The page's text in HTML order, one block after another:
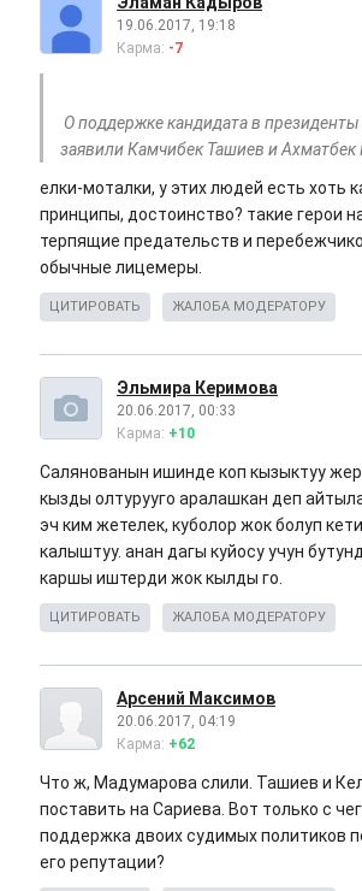
19.06.2017, 19:18
Карма: -7
О поддержке кандидата в
заявили Камчибек Ташиев и Ахматбек
елки-моталки, у этих людей есть хоть
принципы, достоинство? такие герои
терпящие предательств и
обычные лицемеры.
ЦИТИРОВАТЬ ЖАЛОБА МОДЕРАТОРУ
Эльмира Керимова
20.06.2017, 00:33
Карма: +10
Салянованын ишинде коп кызыктуу
кызды олтурууго аралашкан деп
эч ким жетелек, куболор жок болуп
калыштуу. анан дагы куйосу учун
каршы иштерди жок кылды го.
ЦИТИРОВАТЬ ЖАЛОБА МОДЕРАТОРУ
Арсений Максимов
20.06.2017, 04:19
Карма: +62
Что ж, Мадумарова слили. Ташиев и
поставить на Сариева. Вот только с
поддержка двоих судимых политиков
его репутации?